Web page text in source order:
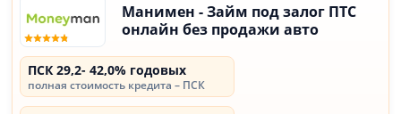
Манимен - Займ под залог ПТС
онлайн без продажи авто
ПСК 29,2- 42,0% годовых
полная стоимость кредита – ПСК